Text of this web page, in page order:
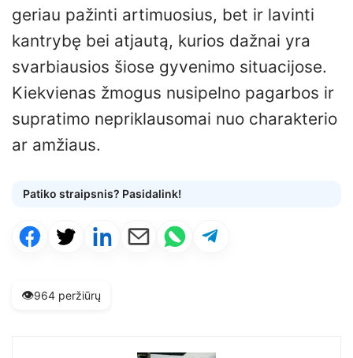
geriau pažinti artimuosius, bet ir lavinti
kantrybę bei atjautą, kurios dažnai yra
svarbiausios šiose gyvenimo situacijose.
Kiekvienas žmogus nusipelno pagarbos ir
supratimo nepriklausomai nuo charakterio
ar amžiaus.
Patiko straipsnis? Pasidalink!
👁️964 peržiūrų